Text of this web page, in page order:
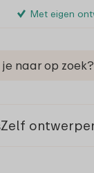
Met eigen
Zelf